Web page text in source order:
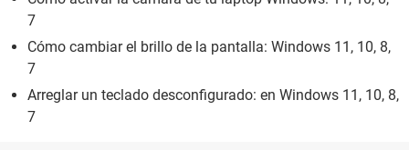
7
Cómo cambiar el brillo de la pantalla: Windows 11, 10, 8,
7
Arreglar un teclado desconfigurado: en Windows 11, 10, 8,
7